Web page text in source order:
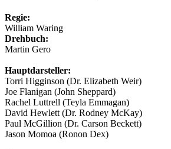
Regie:
William Waring
Drehbuch:
Martin Gero
Hauptdarsteller:
Torri Higginson (Dr. Elizabeth Weir)
Joe Flanigan (John Sheppard)
Rachel Luttrell (Teyla Emmagan)
David Hewlett (Dr. Rodney McKay)
Paul McGillion (Dr. Carson Beckett)
Jason Momoa (Ronon Dex)